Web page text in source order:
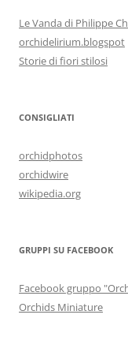
Le Vanda di Philippe
orchidelirium.blogspot
Storie di fiori stilosi
CONSIGLIATI
orchidphotos
orchidwire
wikipedia.org
GRUPPI SU FACEBOOK
Facebook gruppo
Orchids Miniature